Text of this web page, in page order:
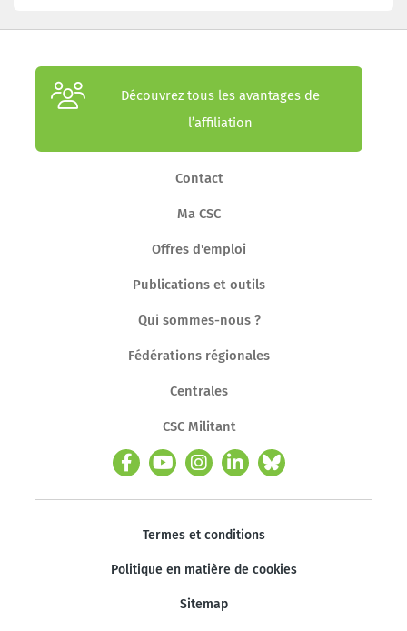
Découvrez tous les avantages de
l’affiliation
Contact
Ma CSC
Offres d'emploi
Publications et outils
Qui sommes-nous ?
Fédérations régionales
Centrales
CSC Militant
Termes et conditions
Politique en matière de cookies
Sitemap